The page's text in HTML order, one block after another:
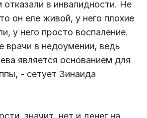
отказали в инвалидности. Не
он еле живой, у него плохие
у него просто воспаление.
врачи в недоумении, ведь
является основанием для
- сетует Зинаида
значит, нет и денег на